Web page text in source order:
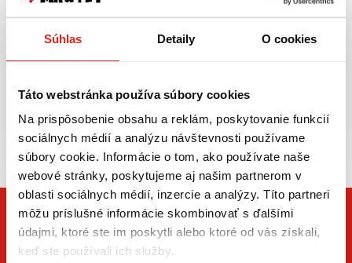
Súhlas Detaily O cookies
Táto webstránka používa súbory cookies
Na prispôsobenie obsahu a reklám, poskytovanie funkcií
sociálnych médií a analýzu návštevnosti používame
súbory cookie. Informácie o tom, ako používate naše
webové stránky, poskytujeme aj našim partnerom v
oblasti sociálnych médií, inzercie a analýzy. Títo partneri
môžu príslušné informácie skombinovať s ďalšími
údajmi, ktoré ste im poskytli alebo ktoré od vás získali,
keď ste používali ich služby.
pre objednávky
VIAC INFO
expedujeme do 24
VIAC INFO
Zasielame aj do ČR,
doprava už od 5€